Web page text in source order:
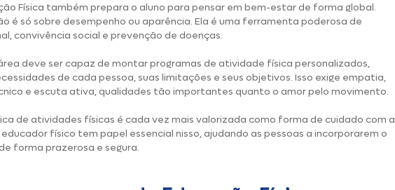
Física também prepara o aluno para pensar em bem-estar de forma global.
é só sobre desempenho ou aparência. Ela é uma ferramenta poderosa de
convivência social e prevenção de doenças.
deve ser capaz de montar programas de atividade física personalizados,
de cada pessoa, suas limitações e seus objetivos. Isso exige empatia,
e escuta ativa, qualidades tão importantes quanto o amor pelo movimento.
de atividades físicas é cada vez mais valorizada como forma de cuidado com a
físico tem papel essencial nisso, ajudando as pessoas a incorporarem o
forma prazerosa e segura.